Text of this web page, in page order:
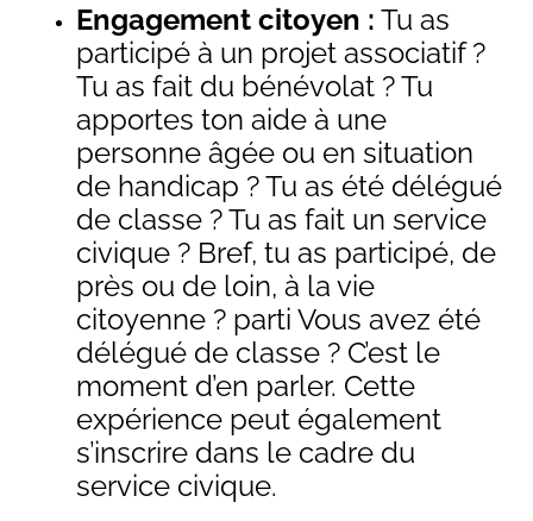
Engagement citoyen : Tu as
participé à un projet associatif ?
Tu as fait du bénévolat ? Tu
apportes ton aide à une
personne âgée ou en situation
de handicap ? Tu as été délégué
de classe ? Tu as fait un service
civique ? Bref, tu as participé, de
près ou de loin, à la vie
citoyenne ? parti Vous avez été
délégué de classe ? C’est le
moment d’en parler. Cette
expérience peut également
s’inscrire dans le cadre du
service civique.